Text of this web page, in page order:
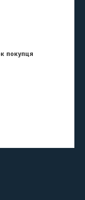
покупця